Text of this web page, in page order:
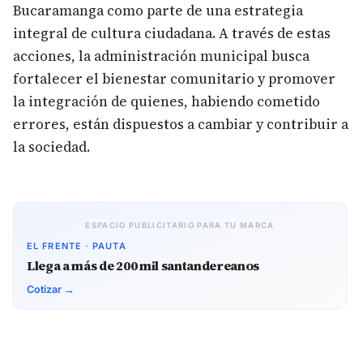
Bucaramanga como parte de una estrategia
integral de cultura ciudadana. A través de estas
acciones, la administración municipal busca
fortalecer el bienestar comunitario y promover
la integración de quienes, habiendo cometido
errores, están dispuestos a cambiar y contribuir a
la sociedad.
ESPACIO PUBLICITARIO PARA TU MARCA
EL FRENTE · PAUTA
Llega a más de 200 mil santandereanos
Cotizar →